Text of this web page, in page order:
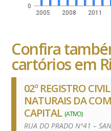
2005 2008 2011
0
Confira
cartórios em
02º REGISTRO
NATURAIS DA
CAPITAL (ATIVO)
RUA DO PRADO Nº41 –